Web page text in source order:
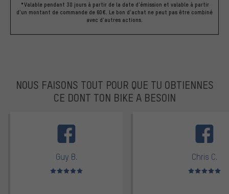
*Valable pendant 30 jours à partir de la date d'émission et valable à partir
d'un montant de commande de 60€. Le bon d'achat ne peut pas être combiné
avec d'autres actions.
NOUS FAISONS TOUT POUR QUE TU OBTIENNES
CE DONT TON BIKE A BESOIN
Guy B.
Note moyenne : 5 sur 5
Chris C.
Note moyenne :